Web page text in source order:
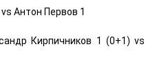
Антон Первов 1
Кирпичников 1 (0+1) vs